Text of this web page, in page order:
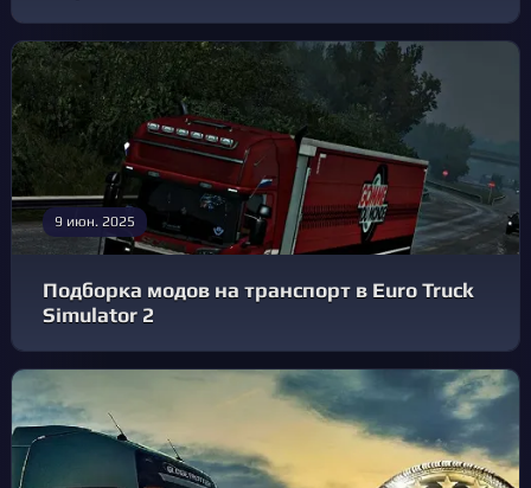
9 июн. 2025
Подборка модов на транспорт в Euro Truck
Simulator 2